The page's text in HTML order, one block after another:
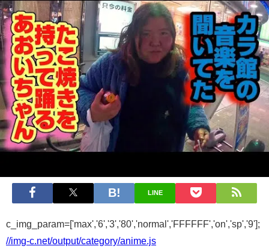
LINE
c_img_param=['max','6','3','80','normal','FFFFFF','on','sp','9'];
//img-c.net/output/category/anime.js